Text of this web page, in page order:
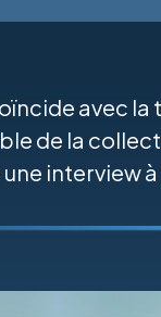
avec la
de la
interview